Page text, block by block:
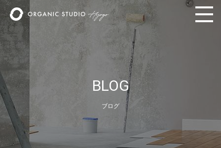
BLOG
ブログ